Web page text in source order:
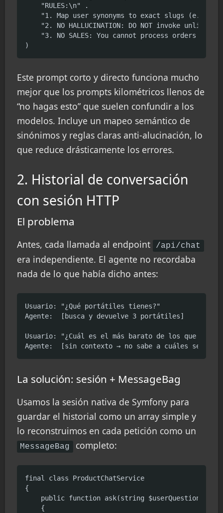
    "RULES:\n" .
"1. Map user synonyms to exact slugs (e.g.,
"2. NO HALLUCINATION: DO NOT invoke unlisted
"3. NO SALES: You cannot process orders or
)
Este prompt corto y directo funciona mucho
mejor que los prompts kilométricos llenos de
“no hagas esto” que suelen confundir a los
modelos. Incluye un mapeo semántico de
sinónimos y reglas claras anti-alucinación, lo
que reduce drásticamente los errores.
2. Historial de conversación
con sesión HTTP
El problema
Antes, cada llamada al endpoint /api/chat
era independiente. El agente no recordaba
nada de lo que había dicho antes:
Usuario: "¿Qué portátiles tienes?"
Agente:  [busca y devuelve 3 portátiles]
Usuario: "¿Cuál es el más barato de los que me
Agente:  [sin contexto → no sabe a cuáles se
La solución: sesión + MessageBag
Usamos la sesión nativa de Symfony para
guardar el historial como un array simple y
lo reconstruimos en cada petición como un
MessageBag completo:
final class ProductChatService
{
public function ask(string $userQuestion):
    {